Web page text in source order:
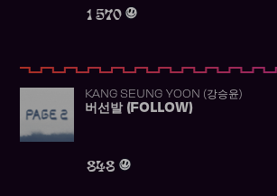
1 570
KANG SEUNG YOON (강승윤)
버선발 (FOLLOW)
848